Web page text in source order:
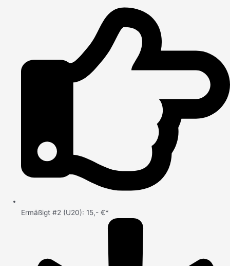
Ermäßigt #2 (U20): 15,- €*